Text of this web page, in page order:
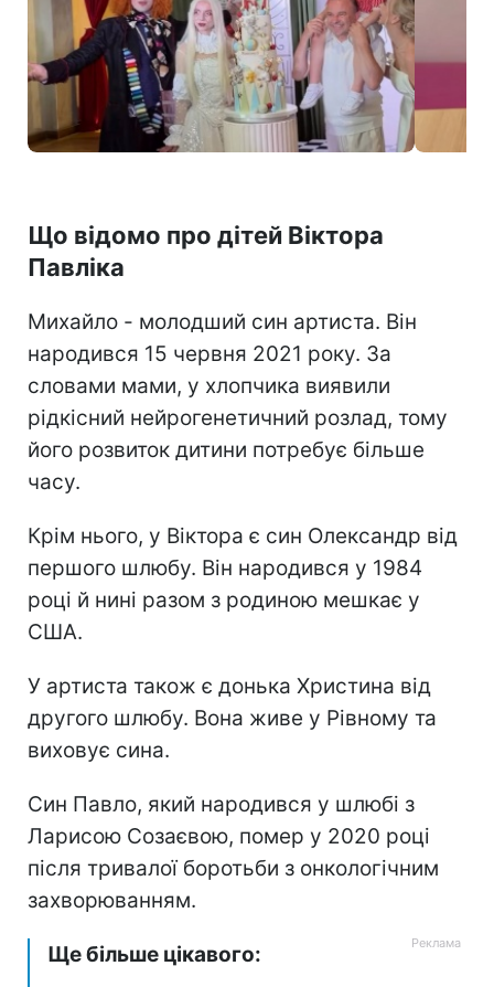
Що відомо про дітей Віктора
Павліка
Михайло - молодший син артиста. Він
народився 15 червня 2021 року. За
словами мами, у хлопчика виявили
рідкісний нейрогенетичний розлад, тому
його розвиток дитини потребує більше
часу.
Крім нього, у Віктора є син Олександр від
першого шлюбу. Він народився у 1984
році й нині разом з родиною мешкає у
США.
У артиста також є донька Христина від
другого шлюбу. Вона живе у Рівному та
виховує сина.
Син Павло, який народився у шлюбі з
Ларисою Созаєвою, помер у 2020 році
після тривалої боротьби з онкологічним
захворюванням.
Ще більше цікавого: